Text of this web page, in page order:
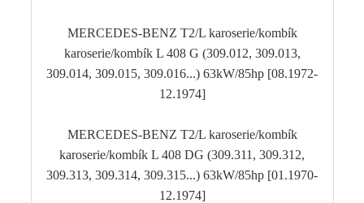
MERCEDES-BENZ T2/L karoserie/kombík
karoserie/kombík L 408 G (309.012, 309.013,
309.014, 309.015, 309.016...) 63kW/85hp [08.1972-
12.1974]
MERCEDES-BENZ T2/L karoserie/kombík
karoserie/kombík L 408 DG (309.311, 309.312,
309.313, 309.314, 309.315...) 63kW/85hp [01.1970-
12.1974]